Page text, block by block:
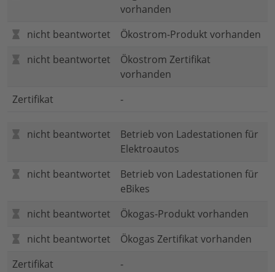
vorhanden
nicht beantwortet
Ökostrom-Produkt vorhanden
nicht beantwortet
Ökostrom Zertifikat
vorhanden
Zertifikat
-
nicht beantwortet
Betrieb von Ladestationen für
Elektroautos
nicht beantwortet
Betrieb von Ladestationen für
eBikes
nicht beantwortet
Ökogas-Produkt vorhanden
nicht beantwortet
Ökogas Zertifikat vorhanden
Zertifikat
-